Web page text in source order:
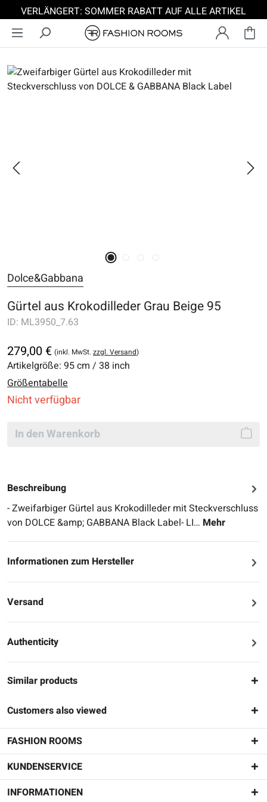
Zum Hauptinhalt springen
VERLÄNGERT: SOMMER RABATT AUF ALLE ARTIKEL
Bildergalerie überspringen
Dolce&Gabbana
Gürtel aus Krokodilleder Grau Beige 95
ID: ML3950_7.63
279,00 € (inkl. MwSt.zzgl. Versand)
Artikelgröße: 95 cm / 38 inch
Größentabelle
Nicht verfügbar
In den Warenkorb
Beschreibung
- Zweifarbiger Gürtel aus Krokodilleder mit Steckverschluss
von DOLCE &amp; GABBANA Black Label- LI… Mehr
Informationen zum Hersteller
Versand
Authenticity
Similar products
Customers also viewed
FASHION ROOMS
KUNDENSERVICE
INFORMATIONEN